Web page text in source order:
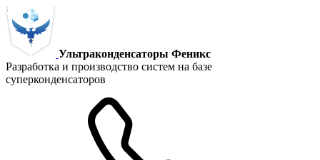
Ультраконденсаторы Феникс
Разработка и производство систем на базе
суперконденсаторов